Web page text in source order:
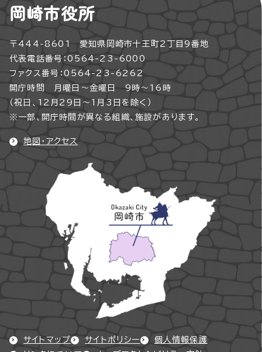
岡崎市役所
〒444-8601 愛知県岡崎市十王町2丁目9番地
代表電話番号：0564-23-6000
ファクス番号：0564-23-6262
開庁時間 月曜日～金曜日 9時～16時
（祝日、12月29日～1月3日を除く）
※一部、開庁時間が異なる組織、施設があります。
地図・アクセス
サイトマップ サイトポリシー
個人情報保護